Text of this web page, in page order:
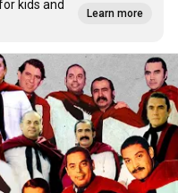
kids and
Learn more